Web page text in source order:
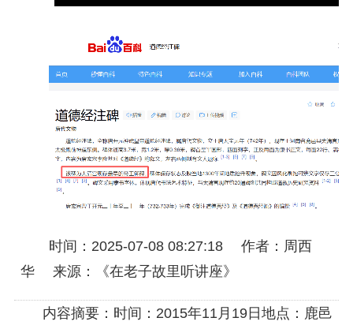
时间：2025-07-08 08:27:18 作者：周西
华 来源：《在老子故里听讲座》
内容摘要：时间：2015年11月19日地点：鹿邑